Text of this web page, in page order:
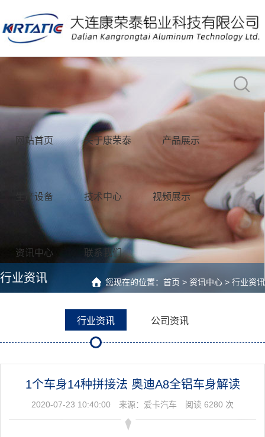
网站首页 关于康荣泰 产品展示
生产设备 技术中心 视频展示
资讯中心 联系我们
行业资讯 您现在的位置： 首页 > 资讯中心 > 行业资讯
行业资讯 公司资讯
1个车身14种拼接法 奥迪A8全铝车身解读
2020-07-23 10:40:00 来源：爱卡汽车 阅读 6280 次